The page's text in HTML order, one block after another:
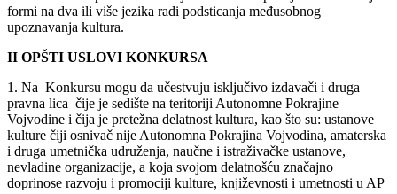
formi na dva ili više jezika radi podsticanja međusobnog
upoznavanja kultura.
II OPŠTI USLOVI KONKURSA
1. Na Konkursu mogu da učestvuju isključivo izdavači i druga
pravna lica čije je sedište na teritoriji Autonomne Pokrajine
Vojvodine i čija je pretežna delatnost kultura, kao što su: ustanove
kulture čiji osnivač nije Autonomna Pokrajina Vojvodina, amaterska
i druga umetnička udruženja, naučne i istraživačke ustanove,
nevladine organizacije, a koja svojom delatnošću značajno
doprinose razvoju i promociji kulture, književnosti i umetnosti u AP